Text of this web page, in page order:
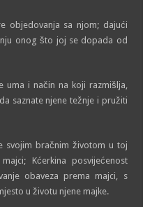
objedovanja sa njom; dajući
onog što joj se dopada od
uma i način na koji razmišlja,
saznate njene težnje i pružiti
svojim bračnim životom u toj
Kćerkina posvijećenost
obaveza prema majci, s
u životu njene majke.